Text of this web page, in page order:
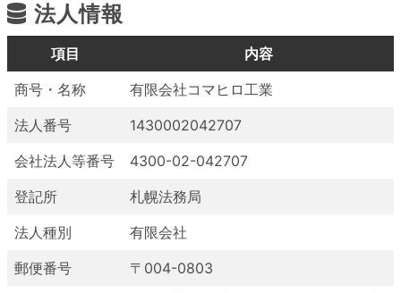
法人情報
項目
内容
商号・名称
有限会社コマヒロ工業
法人番号
1430002042707
会社法人等番号
4300-02-042707
登記所
札幌法務局
法人種別
有限会社
郵便番号
〒004-0803